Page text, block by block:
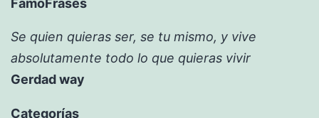
FamoFrases
Se quien quieras ser, se tu mismo, y vive
absolutamente todo lo que quieras vivir
Gerdad way
Categorías